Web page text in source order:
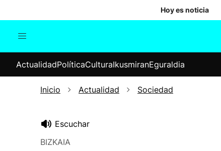
Hoy es noticia
Internacional
Elecciones
ActualidadPolíticaCulturaIkusmiranEguraldia
Inicio Actualidad Sociedad
Escuchar
BIZKAIA